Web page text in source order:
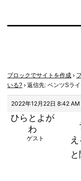
ブロックでサイトを作成 ›
いる? › 返信先: ベンツSラ
2022年12月22日 8:42 AM
ひらとよが
わ
ゲスト